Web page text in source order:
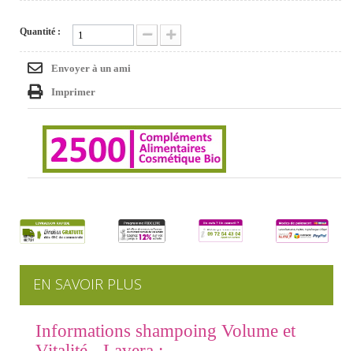
Quantité :
Envoyer à un ami
Imprimer
EN SAVOIR PLUS
Informations shampoing Volume et